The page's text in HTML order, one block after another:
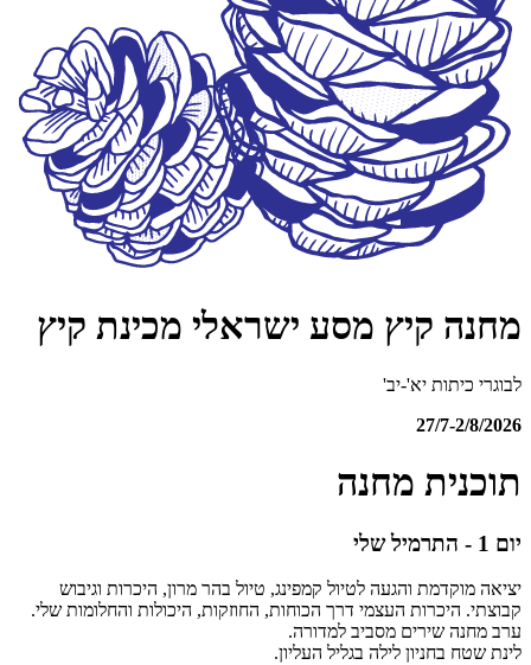
מחנה קיץ מסע ישראלי מכינת קיץ
לבוגרי כיתות יא'-יב'
27/7-2/8/2026
תוכנית מחנה
יום 1 - התרמיל שלי
יציאה מוקדמת והגעה לטיול קמפינג, טיול בהר מרון, היכרות וגיבוש
קבוצתי. היכרות העצמי דרך הכוחות, החוזקות, היכולות והחלומות שלי.
ערב מחנה שירים מסביב למדורה.
לינת שטח בחניון לילה בגליל העליון.